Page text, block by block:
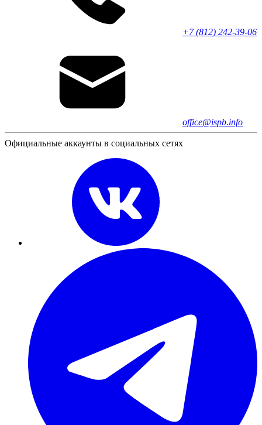
+7 (812) 242-39-06
office@ispb.info
Официальные аккаунты в социальных сетях